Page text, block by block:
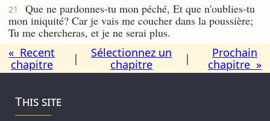
21
Que ne pardonnes-tu mon péché, Et que n'oublies-tu
mon iniquité? Car je vais me coucher dans la poussière;
Tu me chercheras, et je ne serai plus.
« Recent
chapitre
|
Sélectionnez un
chapitre
|
Prochain
chapitre »
This site